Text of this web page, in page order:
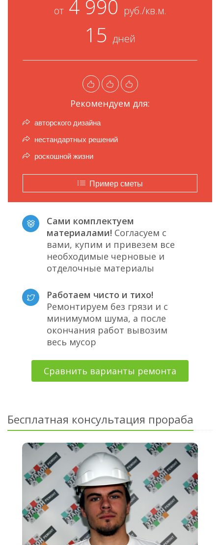
от4 990 руб./кв.м.
15 дней
Рекомендуем для:
авторского дизайна
нестандартных решений
роскошной жизни
Пример сметы
Сами комплектуем
материалами! Согласуем с
вами, купим и привезем все
необходимые черновые и
отделочные материалы
Работаем чисто и тихо!
Ремонтируем без грязи и с
минимумом шума, а после
окончания работ вывозим
весь мусор
Сравнить варианты ремонта
Бесплатная консультация прораба